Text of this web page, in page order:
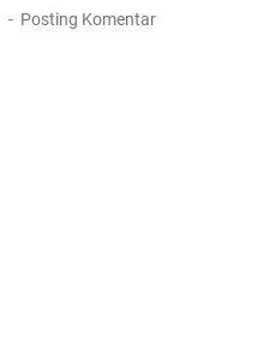
Posting Komentar